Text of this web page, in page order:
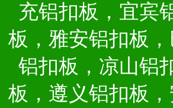
充铝扣板，宜宾
板，雅安铝扣板
铝扣板，凉山铝
板，遵义铝扣板